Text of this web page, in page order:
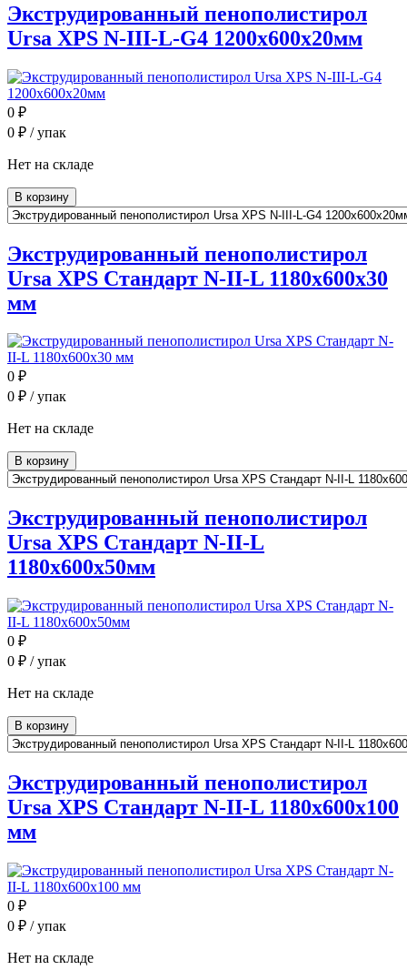
Экструдированный пенополистирол
Ursa XPS N-III-L-G4 1200x600x20мм
0 ₽
0 ₽ / упак
Нет на складе
В корзину
Экструдированный пенополистирол
Ursa XPS Стандарт N-II-L 1180x600x30
мм
0 ₽
0 ₽ / упак
Нет на складе
В корзину
Экструдированный пенополистирол
Ursa XPS Стандарт N-II-L
1180x600x50мм
0 ₽
0 ₽ / упак
Нет на складе
В корзину
Экструдированный пенополистирол
Ursa XPS Стандарт N-II-L 1180x600x100
мм
0 ₽
0 ₽ / упак
Нет на складе